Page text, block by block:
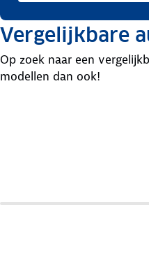
Vergelijkbare
Op zoek naar een
modellen dan ook!